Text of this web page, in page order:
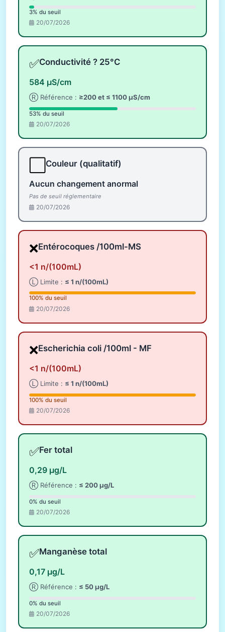
3% du seuil
20/07/2026
✅Conductivité ? 25°C
584 µS/cm
Ⓡ Référence : ≥200 et ≤ 1100 µS/cm
53% du seuil
20/07/2026
Couleur (qualitatif)
Aucun changement anormal
Pas de seuil réglementaire
20/07/2026
❌Entérocoques /100ml-MS
<1 n/(100mL)
Ⓛ Limite : ≤ 1 n/(100mL)
100% du seuil
20/07/2026
❌Escherichia coli /100ml - MF
<1 n/(100mL)
Ⓛ Limite : ≤ 1 n/(100mL)
100% du seuil
20/07/2026
✅Fer total
0,29 µg/L
Ⓡ Référence : ≤ 200 µg/L
0% du seuil
20/07/2026
✅Manganèse total
0,17 µg/L
Ⓡ Référence : ≤ 50 µg/L
0% du seuil
20/07/2026